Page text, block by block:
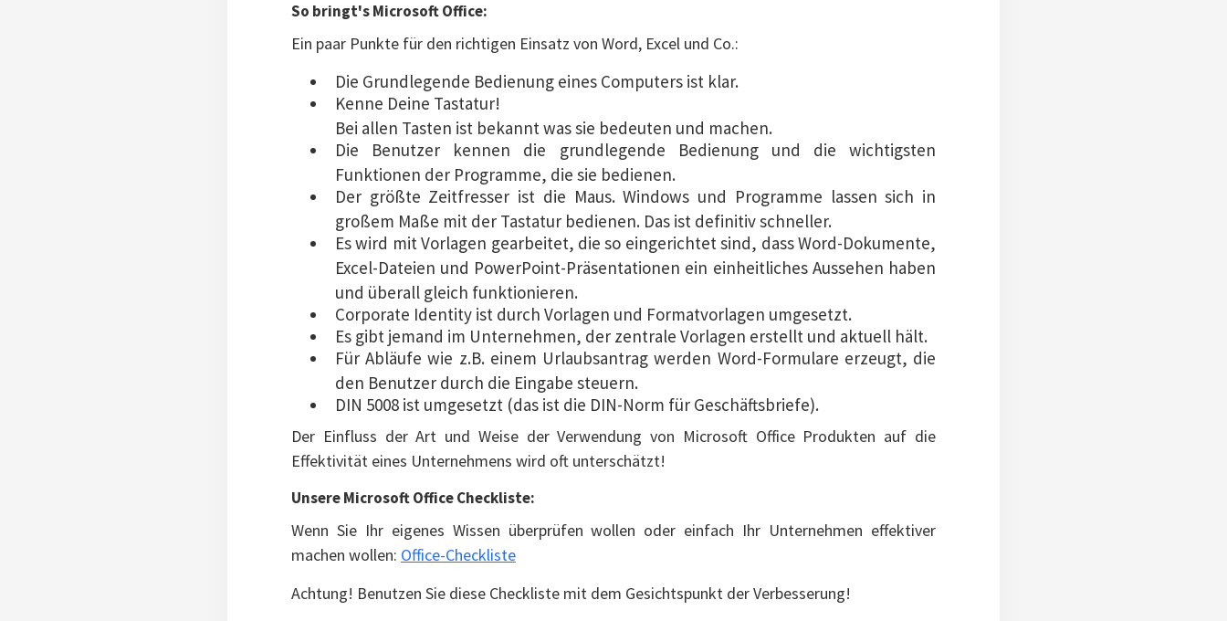
So bringt's Microsoft Office:
Ein paar Punkte für den richtigen Einsatz von Word, Excel und Co.:
Die Grundlegende Bedienung eines Computers ist klar.
Kenne Deine Tastatur!
Bei allen Tasten ist bekannt was sie bedeuten und machen.
Die Benutzer kennen die grundlegende Bedienung und die wichtigsten
Funktionen der Programme, die sie bedienen.
Der größte Zeitfresser ist die Maus. Windows und Programme lassen sich in
großem Maße mit der Tastatur bedienen. Das ist definitiv schneller.
Es wird mit Vorlagen gearbeitet, die so eingerichtet sind, dass Word-Dokumente,
Excel-Dateien und PowerPoint-Präsentationen ein einheitliches Aussehen haben
und überall gleich funktionieren.
Corporate Identity ist durch Vorlagen und Formatvorlagen umgesetzt.
Es gibt jemand im Unternehmen, der zentrale Vorlagen erstellt und aktuell hält.
Für Abläufe wie z.B. einem Urlaubsantrag werden Word-Formulare erzeugt, die
den Benutzer durch die Eingabe steuern.
DIN 5008 ist umgesetzt (das ist die DIN-Norm für Geschäftsbriefe).
Der Einfluss der Art und Weise der Verwendung von Microsoft Office Produkten auf die
Effektivität eines Unternehmens wird oft unterschätzt!
Unsere Microsoft Office Checkliste:
Wenn Sie Ihr eigenes Wissen überprüfen wollen oder einfach Ihr Unternehmen effektiver
machen wollen: Office-Checkliste
Achtung! Benutzen Sie diese Checkliste mit dem Gesichtspunkt der Verbesserung!